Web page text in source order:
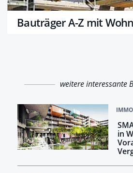
Bauträger A-Z mit
weitere interessante
in